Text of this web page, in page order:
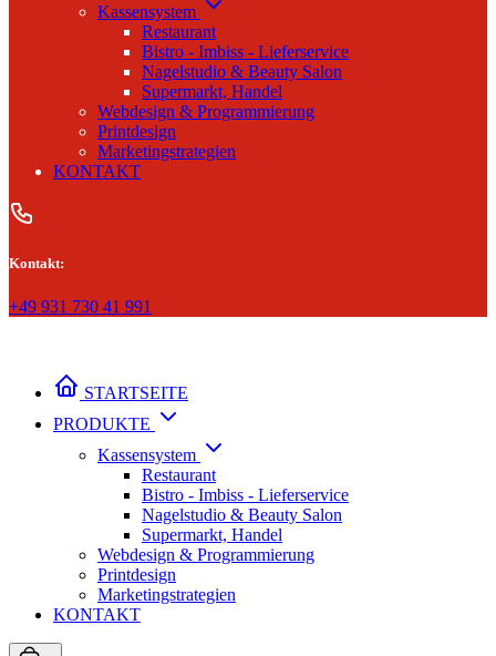
Kassensystem
Restaurant
Bistro - Imbiss - Lieferservice
Nagelstudio & Beauty Salon
Supermarkt, Handel
Webdesign & Programmierung
Printdesign
Marketingstrategien
KONTAKT
Kontakt:
+49 931 730 41 991
STARTSEITE
PRODUKTE
Kassensystem
Restaurant
Bistro - Imbiss - Lieferservice
Nagelstudio & Beauty Salon
Supermarkt, Handel
Webdesign & Programmierung
Printdesign
Marketingstrategien
KONTAKT